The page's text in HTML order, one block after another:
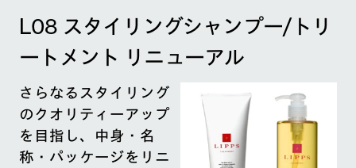
L08 スタイリングシャンプー/トリ
ートメント リニューアル
さらなるスタイリング
のクオリティーアップ
を目指し、中身・名
称・パッケージをリニ